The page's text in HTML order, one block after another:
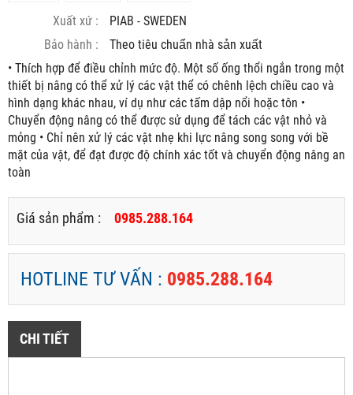
Xuất xứ :
PIAB - SWEDEN
Bảo hành :
Theo tiêu chuẩn nhà sản xuất
• Thích hợp để điều chỉnh mức độ. Một số ống thổi ngắn trong một
thiết bị nâng có thể xử lý các vật thể có chênh lệch chiều cao và
hình dạng khác nhau, ví dụ như các tấm dập nổi hoặc tôn •
Chuyển động nâng có thể được sử dụng để tách các vật nhỏ và
mỏng • Chỉ nên xử lý các vật nhẹ khi lực nâng song song với bề
mặt của vật, để đạt được độ chính xác tốt và chuyển động nâng an
toàn
Giá sản phẩm : 0985.288.164
HOTLINE TƯ VẤN : 0985.288.164
CHI TIẾT